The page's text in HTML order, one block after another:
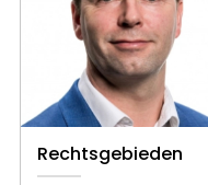
Rechtsgebieden